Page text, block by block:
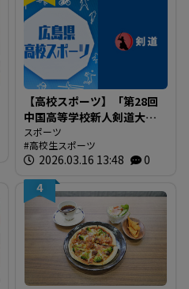
【高校スポーツ】「第28回
中国高等学校新人剣道大
会」結果
スポーツ
高校生スポーツ
2026.03.16 13:48
0
4